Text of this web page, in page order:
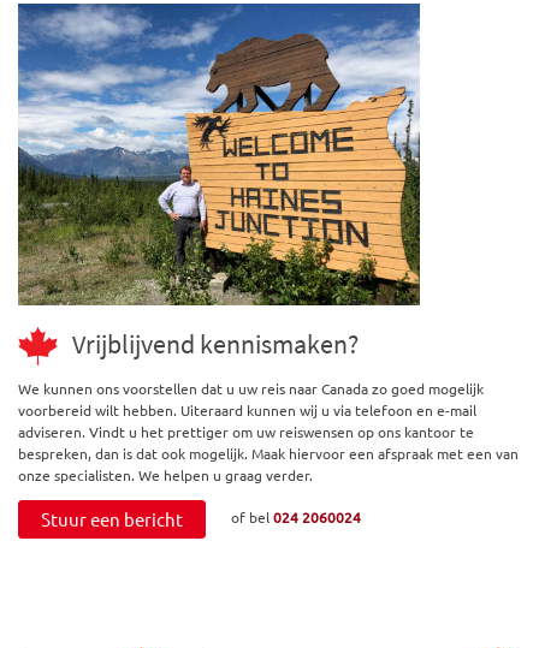
Vrijblijvend kennismaken?
We kunnen ons voorstellen dat u uw reis naar Canada zo goed mogelijk
voorbereid wilt hebben. Uiteraard kunnen wij u via telefoon en e-mail
adviseren. Vindt u het prettiger om uw reiswensen op ons kantoor te
bespreken, dan is dat ook mogelijk. Maak hiervoor een afspraak met een van
onze specialisten. We helpen u graag verder.
Stuur een bericht of bel024 2060024